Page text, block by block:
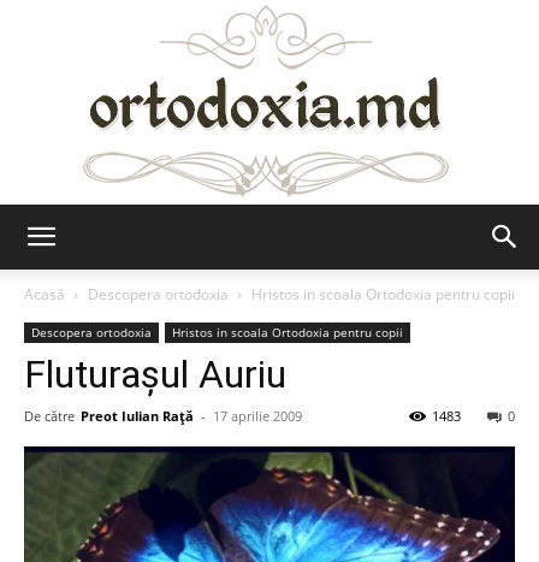
Acasă
Descopera ortodoxia Hristos in scoala Ortodoxia pentru copii
Descopera ortodoxia Hristos in scoala Ortodoxia pentru copii
Fluturaşul Auriu
De către Preot Iulian Raţă - 17 aprilie 2009 0
1483